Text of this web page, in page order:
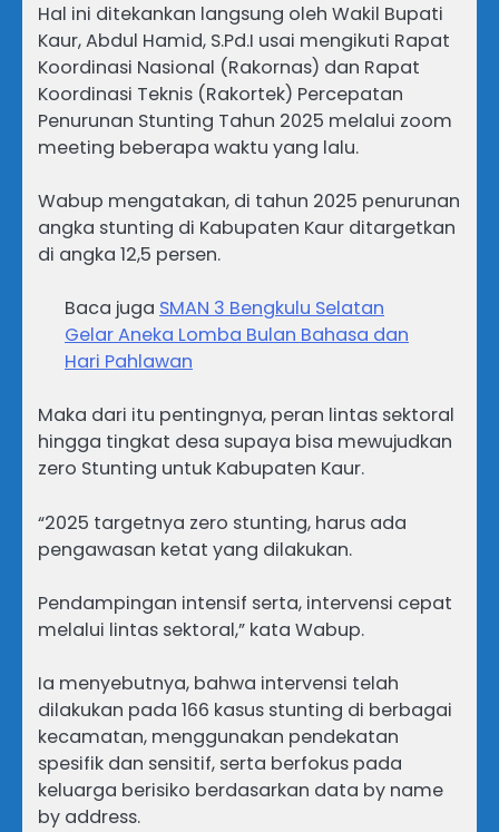
Hal ini ditekankan langsung oleh Wakil Bupati
Kaur, Abdul Hamid, S.Pd.I usai mengikuti Rapat
Koordinasi Nasional (Rakornas) dan Rapat
Koordinasi Teknis (Rakortek) Percepatan
Penurunan Stunting Tahun 2025 melalui zoom
meeting beberapa waktu yang lalu.
Wabup mengatakan, di tahun 2025 penurunan
angka stunting di Kabupaten Kaur ditargetkan
di angka 12,5 persen.
Baca juga SMAN 3 Bengkulu Selatan
Gelar Aneka Lomba Bulan Bahasa dan
Hari Pahlawan
Maka dari itu pentingnya, peran lintas sektoral
hingga tingkat desa supaya bisa mewujudkan
zero Stunting untuk Kabupaten Kaur.
“2025 targetnya zero stunting, harus ada
pengawasan ketat yang dilakukan.
Pendampingan intensif serta, intervensi cepat
melalui lintas sektoral,” kata Wabup.
Ia menyebutnya, bahwa intervensi telah
dilakukan pada 166 kasus stunting di berbagai
kecamatan, menggunakan pendekatan
spesifik dan sensitif, serta berfokus pada
keluarga berisiko berdasarkan data by name
by address.